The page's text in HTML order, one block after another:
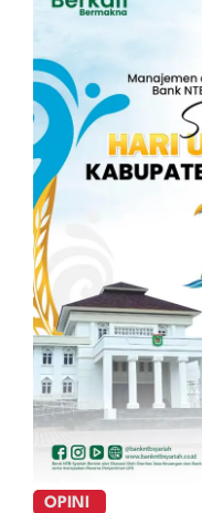
OPINI